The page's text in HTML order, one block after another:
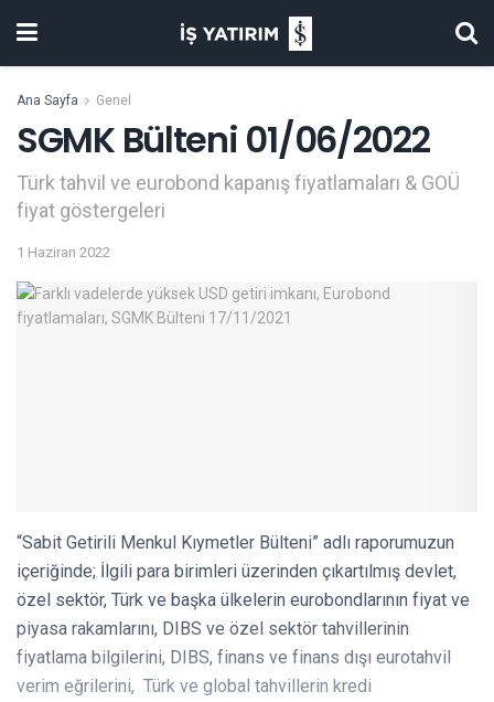
Ana Sayfa Genel
SGMK Bülteni 01/06/2022
Türk tahvil ve eurobond kapanış fiyatlamaları & GOÜ
fiyat göstergeleri
1 Haziran 2022
“Sabit Getirili Menkul Kıymetler Bülteni” adlı raporumuzun
içeriğinde; İlgili para birimleri üzerinden çıkartılmış devlet,
özel sektör, Türk ve başka ülkelerin eurobondlarının fiyat ve
piyasa rakamlarını, DIBS ve özel sektör tahvillerinin
fiyatlama bilgilerini, DIBS, finans ve finans dışı eurotahvil
verim eğrilerini, Türk ve global tahvillerin kredi